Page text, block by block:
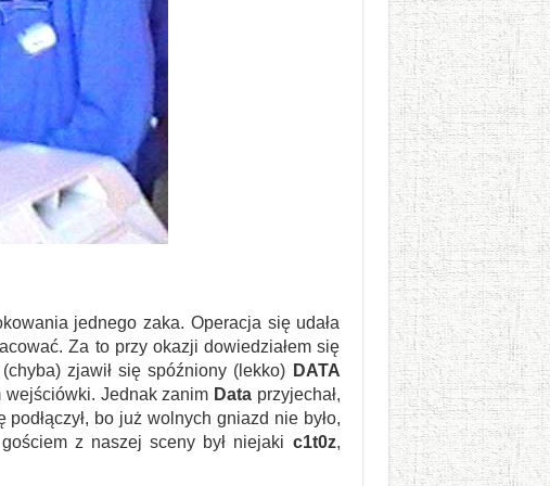
jednego zaka. Operacja się udała
Za to przy okazji dowiedziałem się
zjawił się spóźniony (lekko) DATA
wejściówki. Jednak zanim Dataprzyjechał,
podłączył, bo już wolnych gniazd nie było,
z naszej sceny był niejaki c1t0z,